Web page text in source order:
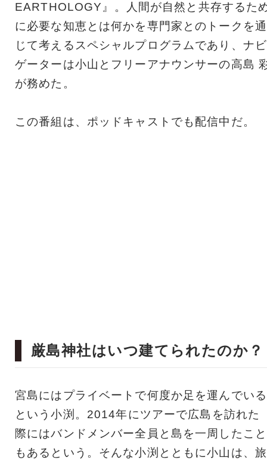
EARTHOLOGY』。人間が自然と共存するた
に必要な知恵とは何かを専門家とのトークを通
じて考えるスペシャルプログラムであり、ナビ
ゲーターは小山とフリーアナウンサーの高島
が務めた。
この番組は、ポッドキャストでも配信中だ。
厳島神社はいつ建てられたのか？
宮島にはプライベートで何度か足を運んでいる
という小渕。2014年にツアーで広島を訪れた
際にはバンドメンバー全員と島を一周したこと
もあるという。そんな小渕とともに小山は、旅